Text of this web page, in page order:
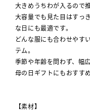
大きめうちわが入るので
大容量でも見た目はすっ
な日にも最適です。
どんな服にも合わせやす
テム。
季節や年齢を問わず、幅
母の日ギフトにもおすすめ
【素材】